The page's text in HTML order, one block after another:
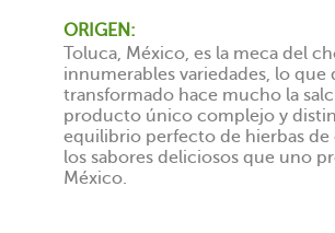
ORIGEN:
Toluca, México, es la meca del
innumerables variedades, lo que
transformado hace mucho la
producto único complejo y
equilibrio perfecto de hierbas de
los sabores deliciosos que uno
México.